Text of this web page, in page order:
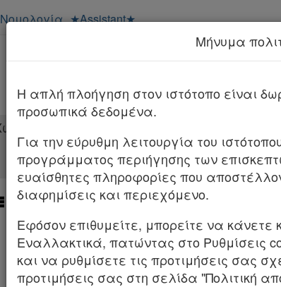
Νομολογία ★Assistant★
Νέα
Διαχρονική εξέλιξη
Νόμος
4830/2021
Νόμος
4964/2022
Μήνυμα
H απλή πλοήγηση στον ιστότοπο είναι
προσωπικά δεδομένα.
Για την εύρυθμη λειτουργία του
προγράμματος περιήγησης των
ευαίσθητες πληροφορίες που
διαφημίσεις και περιεχόμενο.
Εφόσον επιθυμείτε, μπορείτε να
Εναλλακτικά, πατώντας στο Ρυθμίσεις
και να ρυθμίσετε τις προτιμήσεις σας
προτιμήσεις σας στη σελίδα "Πολιτική